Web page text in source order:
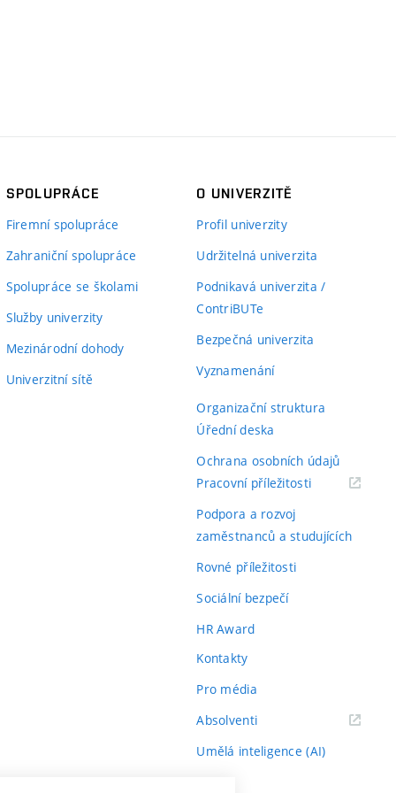
SPOLUPRÁCE
Firemní spolupráce
Zahraniční spolupráce
Spolupráce se školami
Služby univerzity
Mezinárodní dohody
Univerzitní sítě
O UNIVERZITĚ
Profil univerzity
Udržitelná univerzita
Podnikavá univerzita /
ContriBUTe
Bezpečná univerzita
Vyznamenání
Organizační struktura
Úřední deska
Ochrana osobních údajů
Pracovní příležitosti(externí
Podpora a rozvoj
zaměstnanců a studujících
Rovné příležitosti
Sociální bezpečí
HR Award
Kontakty
Pro média
Absolventi(externí
Umělá inteligence (AI)